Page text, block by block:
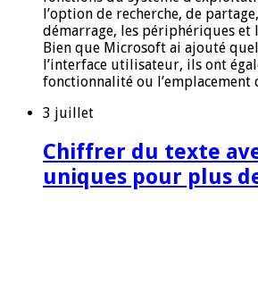
l’option de recherche, de
démarrage, les périphériques et
Bien que Microsoft ai ajouté
l’interface utilisateur, ils ont
fonctionnalité ou l’emplacement
3 juillet
Chiffrer du texte
uniques pour plus